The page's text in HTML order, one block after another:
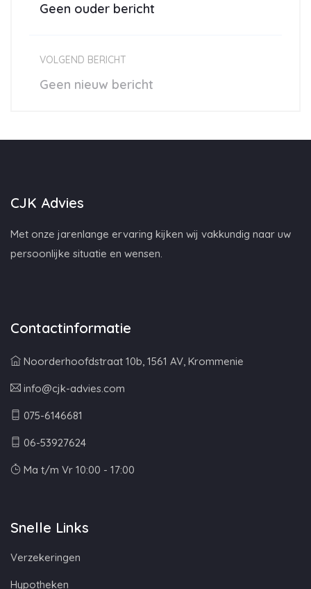
Geen ouder bericht
VOLGEND BERICHT
Geen nieuw bericht
CJK Advies
Met onze jarenlange ervaring kijken wij vakkundig naar uw
persoonlijke situatie en wensen.
Contactinformatie
Noorderhoofdstraat 10b, 1561 AV, Krommenie
info@cjk-advies.com
075-6146681
06-53927624
Ma t/m Vr 10:00 - 17:00
Snelle Links
Verzekeringen
Hypotheken